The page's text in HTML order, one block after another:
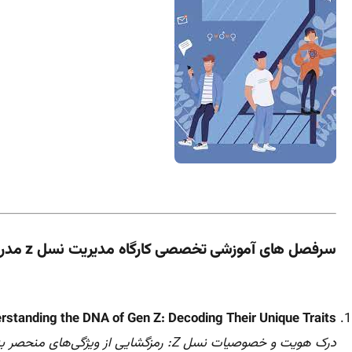
سرفصل های آموزشی تخصصی کارگاه مدیریت نسل z مدرس دکتر مازیارمیر
the DNA of Gen Z: Decoding Their Unique Traits
درک هویت و خصوصیات نسل Z: رمزگشایی از ویژگی‌های منحصر به فرد آنها